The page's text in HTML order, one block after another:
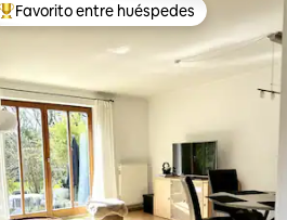
Favorito entre huéspedes preferido
Favorito entre huéspedes